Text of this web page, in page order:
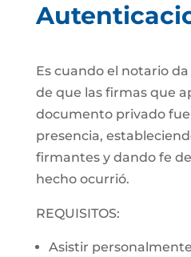
Es cuando el notario
de que las firmas que
documento privado
presencia,
firmantes y dando fe
hecho ocurrió.
REQUISITOS:
Asistir